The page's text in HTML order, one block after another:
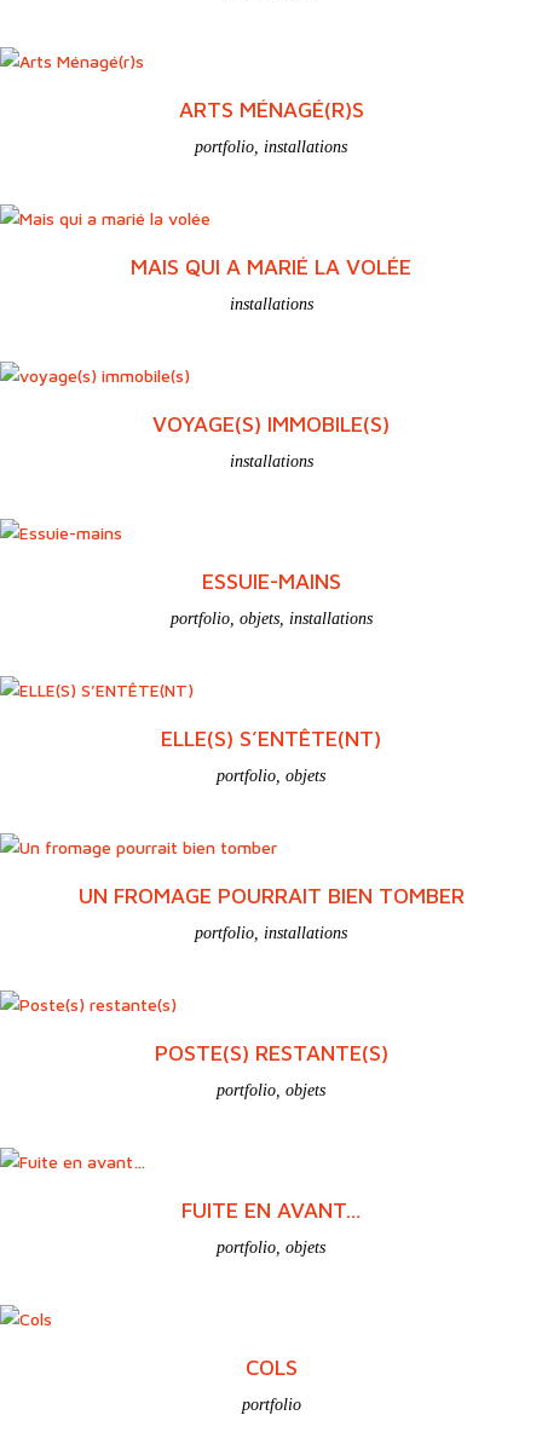
ARTS MÉNAGÉ(R)S
portfolio installations
MAIS QUI A MARIÉ LA VOLÉE
installations
VOYAGE(S) IMMOBILE(S)
installations
ESSUIE-MAINS
portfolio, objets, installations
ELLE(S) S’ENTÊTE(NT)
portfolio objets
UN FROMAGE POURRAIT BIEN TOMBER
portfolio installations
POSTE(S) RESTANTE(S)
portfolio objets
FUITE EN AVANT…
portfolio objets
COLS
portfolio